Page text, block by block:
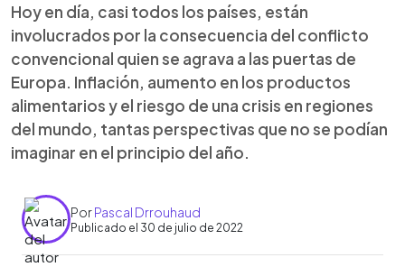
Hoy en día, casi todos los países, están
involucrados por la consecuencia del conflicto
convencional quien se agrava a las puertas de
Europa. Inflación, aumento en los productos
alimentarios y el riesgo de una crisis en regiones
del mundo, tantas perspectivas que no se podían
imaginar en el principio del año.
PorPascal Drrouhaud
Publicado el 30 de julio de 2022